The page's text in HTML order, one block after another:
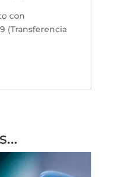
con
(Transferencia